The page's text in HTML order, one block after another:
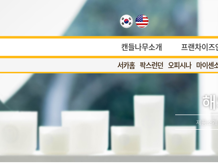
캔들나무소개 프랜차이즈
서카홈 팍스런던 오피시나 마이센
제품소개